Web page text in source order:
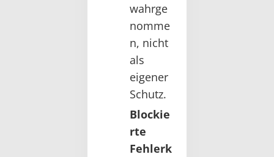
wahrge
nomme
n, nicht
als
eigener
Schutz.
Blockie
rte
Fehlerk